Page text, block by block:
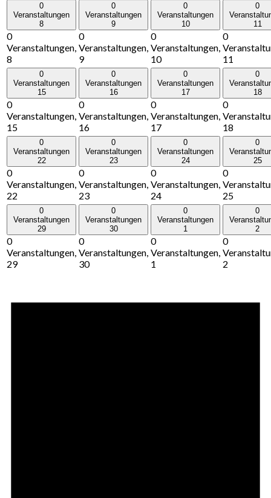
0
Veranstaltungen
8
0
Veranstaltungen,
8
0
Veranstaltungen
9
0
Veranstaltungen,
9
0
Veranstaltungen
10
0
Veranstaltungen,
10
0
11
0
11
0
Veranstaltungen
15
0
Veranstaltungen,
15
0
Veranstaltungen
16
0
Veranstaltungen,
16
0
Veranstaltungen
17
0
Veranstaltungen,
17
0
18
0
18
0
Veranstaltungen
22
0
Veranstaltungen,
22
0
Veranstaltungen
23
0
Veranstaltungen,
23
0
Veranstaltungen
24
0
Veranstaltungen,
24
0
25
0
25
0
Veranstaltungen
29
0
Veranstaltungen,
29
0
Veranstaltungen
30
0
Veranstaltungen,
30
0
Veranstaltungen
1
0
Veranstaltungen,
1
0
2
0
2